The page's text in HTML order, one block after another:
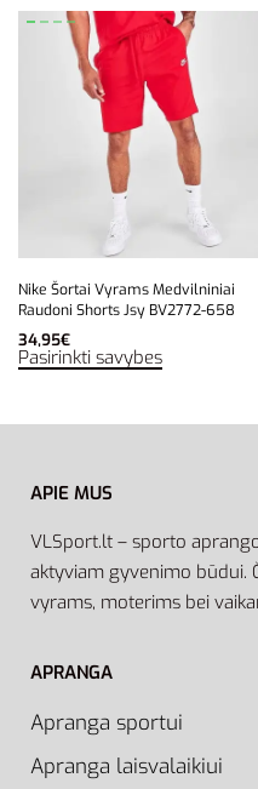
Nike Šortai Vyrams Medvilniniai
Raudoni Shorts Jsy BV2772-658
34,95€
Pasirinkti savybes
APIE MUS
VLSport.lt – sporto
aktyviam gyvenimo būdui.
vyrams, moterims bei
APRANGA
Apranga sportui
Apranga laisvalaikiui